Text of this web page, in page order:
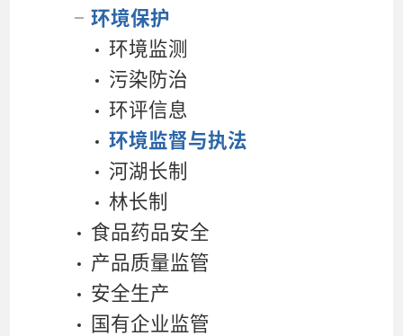
环境保护
环境监测
污染防治
环评信息
环境监督与执法
河湖长制
林长制
食品药品安全
产品质量监管
安全生产
国有企业监管